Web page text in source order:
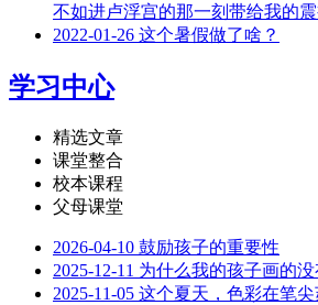
不如进卢浮宫的那一刻带给我的
2022-01-26 这个暑假做了啥？
学习中心
精选文章
课堂整合
校本课程
父母课堂
2026-04-10 鼓励孩子的重要性
2025-12-11 为什么我的孩子画的
2025-11-05 这个夏天，色彩在笔